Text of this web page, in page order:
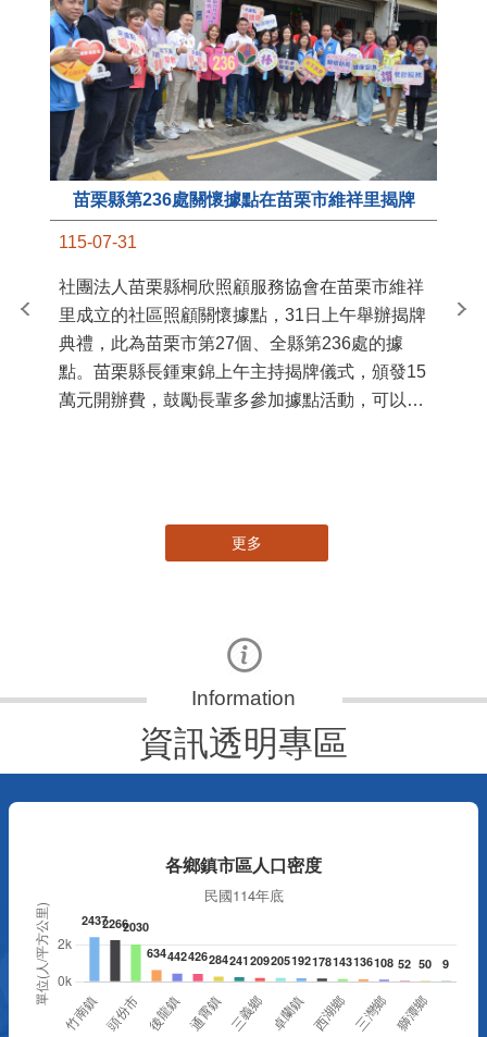
苗栗縣第236處關懷據點在苗栗市維祥里揭牌
115-07-31
社團法人苗栗縣桐欣照顧服務協會在苗栗市維祥
里成立的社區照顧關懷據點，31日上午舉辦揭牌
典禮，此為苗栗市第27個、全縣第236處的據
點。苗栗縣長鍾東錦上午主持揭牌儀式，頒發15
萬元開辦費，鼓勵長輩多參加據點活動，可以更
苗
更多
資訊透明專區